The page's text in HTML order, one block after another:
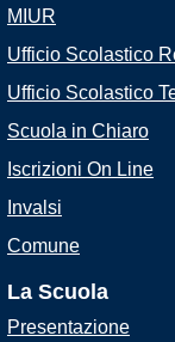
MIUR
Ufficio Scolastico
Ufficio Scolastico
Scuola in Chiaro
Iscrizioni On Line
Invalsi
Comune
La Scuola
Presentazione